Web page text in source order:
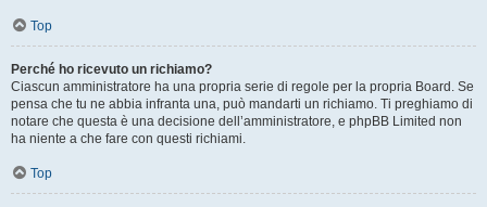
Top
Perché ho ricevuto un richiamo?
Ciascun amministratore ha una propria serie di regole per la propria Board. Se
pensa che tu ne abbia infranta una, può mandarti un richiamo. Ti preghiamo di
notare che questa è una decisione dell’amministratore, e phpBB Limited non
ha niente a che fare con questi richiami.
Top